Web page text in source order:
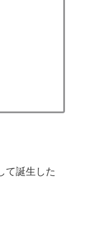
て誕生した